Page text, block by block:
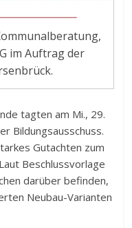
im Auftrag der
tagten am Mi., 29.
Bildungsausschuss.
Gutachten zum
Beschlussvorlage
darüber befinden,
Neubau-Varianten